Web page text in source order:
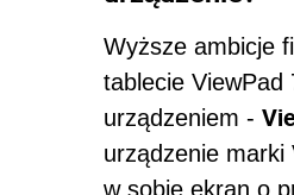
Wyższe ambicje
tablecie ViewPad
urządzeniem -
urządzenie marki
w sobie ekran o